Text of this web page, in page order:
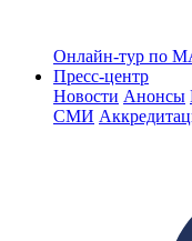
Онлайн-тур по
Пресс-центр
Новости Анонсы
СМИ